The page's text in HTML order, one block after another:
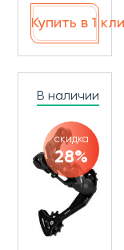
Купить в 1
В наличии
скидка
28%